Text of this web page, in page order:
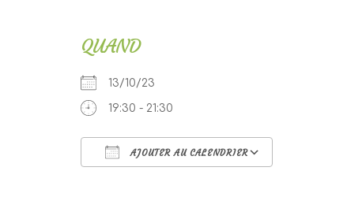
QUAND
13/10/23
19:30 - 21:30
AJOUTER AU CALENDRIER